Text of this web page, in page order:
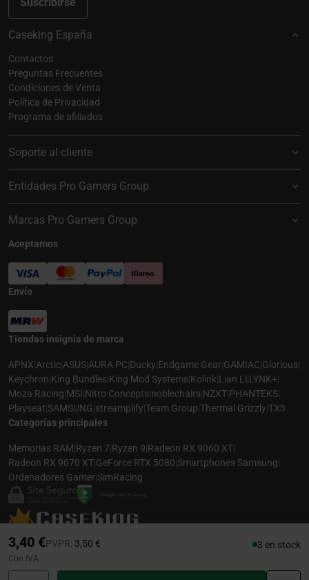
PVPR: Precio rebajado desde
3,50 €
3,40 € 3 en stock
Con IVA
Caseking España
Contactos
Preguntas Frecuentes
Condiciones de Venta
Política de Privacidad
Programa de afiliados
Soporte al cliente
Entidades Pro Gamers Group
Marcas Pro Gamers Group
Aceptamos
Envío
Tiendas insignia de marca
APNX|Arctic|ASUS|AURA PC|Ducky|Endgame Gear|GAMIAC|Glorious|
Keychron|King Bundles|King Mod Systems|Kolink|Lian Li|LYNK+|
Moza Racing|MSI|Nitro Concepts|noblechairs|NZXT|PHANTEKS|
Playseat|SAMSUNG|streamplify|Team Group|Thermal Grizzly|TX3
Categorías principales
Memorias RAM|Ryzen 7|Ryzen 9|Radeon RX 9060 XT|
Radeon RX 9070 XT|GeForce RTX 5080|Smartphones Samsung|
Ordenadores Gamer|SimRacing
© 2026 CASEKING ESPAÑA. TODOS LOS DERECHOS RESERVADOS. LAS
FOTOS PUEDEN NO COINCIDIR CON LA DESCRIPCIÓN. PRECIOS Y
ESPECIFICACIONES SUJETOS A CAMBIOS SIN AVISO PREVIO. CASEKING
ESPAÑA RENUNCIA A CUALQUIER RESPONSABILIDAD POR CUALQUIER ERROR